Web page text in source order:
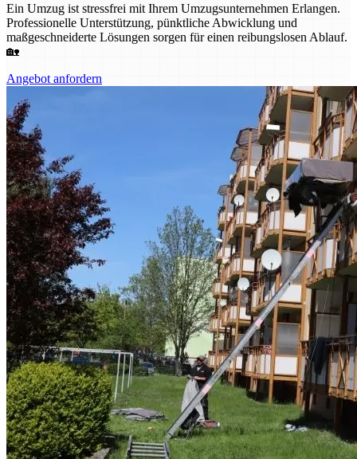
Ein Umzug ist stressfrei mit Ihrem Umzugsunternehmen Erlangen.
Professionelle Unterstützung, pünktliche Abwicklung und
maßgeschneiderte Lösungen sorgen für einen reibungslosen Ablauf.
🏡
Angebot anfordern